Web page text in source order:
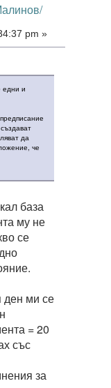
pm »
едни и
да
че
база
му не
се
ден ми се
= 20
със
за